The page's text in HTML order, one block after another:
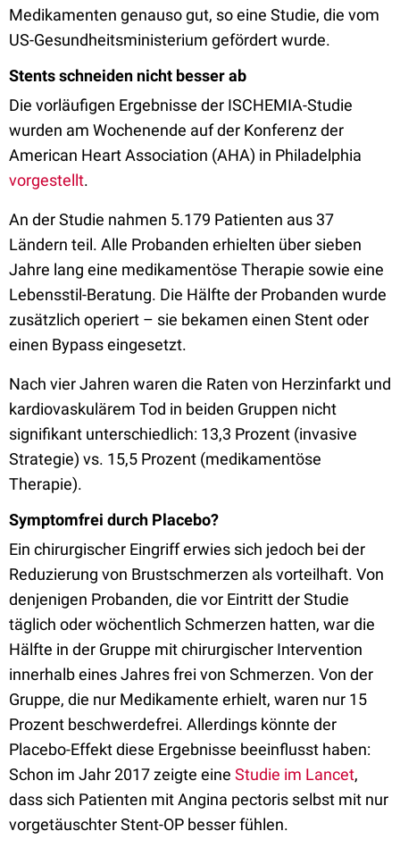
Medikamenten genauso gut, so eine Studie, die vom
US-Gesundheitsministerium gefördert wurde.
Stents schneiden nicht besser ab
Die vorläufigen Ergebnisse der ISCHEMIA-Studie
wurden am Wochenende auf der Konferenz der
American Heart Association (AHA) in Philadelphia
vorgestellt.
An der Studie nahmen 5.179 Patienten aus 37
Ländern teil. Alle Probanden erhielten über sieben
Jahre lang eine medikamentöse Therapie sowie eine
Lebensstil-Beratung. Die Hälfte der Probanden wurde
zusätzlich operiert – sie bekamen einen Stent oder
einen Bypass eingesetzt.
Nach vier Jahren waren die Raten von Herzinfarkt und
kardiovaskulärem Tod in beiden Gruppen nicht
signifikant unterschiedlich: 13,3 Prozent (invasive
Strategie) vs. 15,5 Prozent (medikamentöse
Therapie).
Symptomfrei durch Placebo?
Ein chirurgischer Eingriff erwies sich jedoch bei der
Reduzierung von Brustschmerzen als vorteilhaft. Von
denjenigen Probanden, die vor Eintritt der Studie
täglich oder wöchentlich Schmerzen hatten, war die
Hälfte in der Gruppe mit chirurgischer Intervention
innerhalb eines Jahres frei von Schmerzen. Von der
Gruppe, die nur Medikamente erhielt, waren nur 15
Prozent beschwerdefrei. Allerdings könnte der
Placebo-Effekt diese Ergebnisse beeinflusst haben:
Schon im Jahr 2017 zeigte eine Studie im Lancet,
dass sich Patienten mit Angina pectoris selbst mit nur
vorgetäuschter Stent-OP besser fühlen.